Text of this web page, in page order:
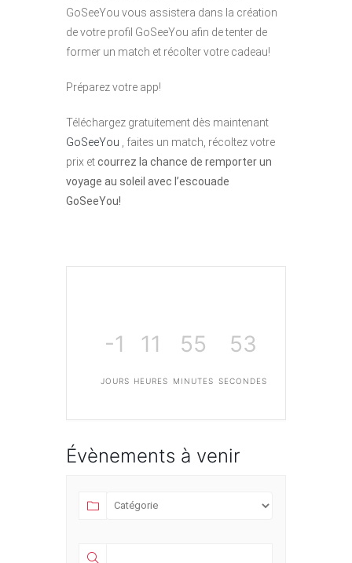
GoSeeYou vous assistera dans la création
de votre profil GoSeeYou afin de tenter de
former un match et récolter votre cadeau!
Préparez votre app!
Téléchargez gratuitement dès maintenant
GoSeeYou , faites un match, récoltez votre
prix etcourrez la chance de remporter un
voyage au soleil avec l’escouade
GoSeeYou!
-1
JOURS
11
HEURES
55
MINUTES
53
SECONDES
Évènements à venir